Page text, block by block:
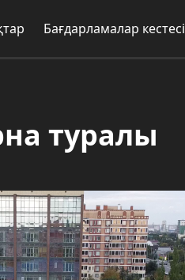
Бағдарламалар кестесі
туралы